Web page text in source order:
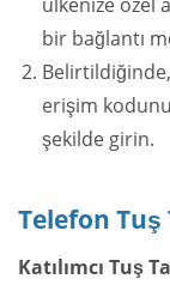
bir bağlantı
Belirtildiğinde,
erişim
şekilde girin.
Telefon Tuş
Katılımcı Tuş